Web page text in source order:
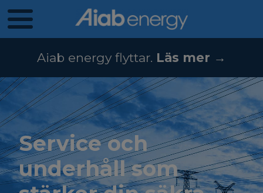
Aiab energy flyttar. Läs mer →
Service och
underhåll som